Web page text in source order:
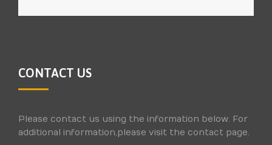
CONTACT US
Please contact us using the information below. For
additional information,please visit the contact page.